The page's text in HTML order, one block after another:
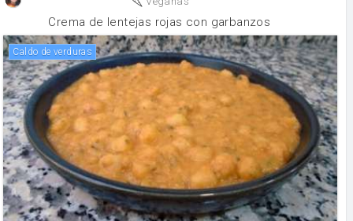
Crema de lentejas rojas con garbanzos
Caldo de verduras